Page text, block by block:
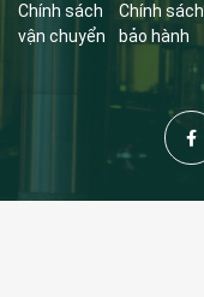
Chính sách
vận chuyển
Chính sách
bảo hành